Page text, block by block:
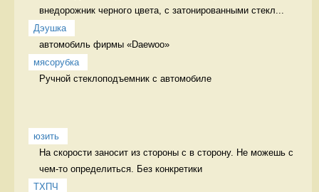
внедорожник черного цвета, с затонированными стекл...
Дэушка
автомобиль фирмы «Daewoo»
мясорубка
Ручной стеклоподъемник с автомобиле
юзить
На скорости заносит из стороны с в сторону. Не можешь с
чем-то определиться. Без конкретики
ТХПЧ